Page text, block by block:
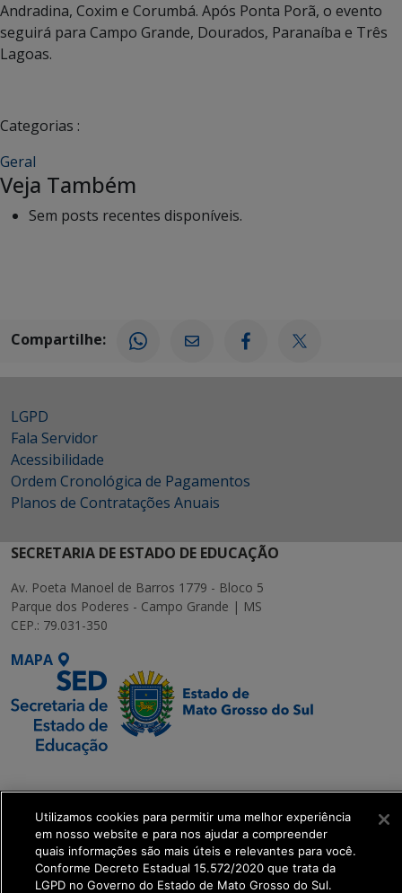
Andradina, Coxim e Corumbá. Após Ponta Porã, o evento
seguirá para Campo Grande, Dourados, Paranaíba e Três
Lagoas.
Categorias :
Geral
Veja Também
Sem posts recentes disponíveis.
Compartilhe:
LGPD
Fala Servidor
Acessibilidade
Ordem Cronológica de Pagamentos
Planos de Contratações Anuais
SECRETARIA DE ESTADO DE EDUCAÇÃO
Av. Poeta Manoel de Barros 1779 - Bloco 5
Parque dos Poderes - Campo Grande | MS
CEP.: 79.031-350
MAPA
Executiva de
Transformação Digital
get_footer();
Utilizamos cookies para permitir uma melhor experiência
em nosso website e para nos ajudar a compreender
quais informações são mais úteis e relevantes para você.
Conforme Decreto Estadual 15.572/2020 que trata da
LGPD no Governo do Estado de Mato Grosso do Sul.